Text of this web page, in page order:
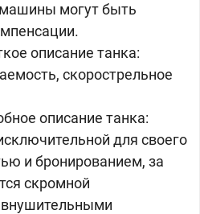
могут быть
описание танка:
скорострельное
описание танка:
для своего
и бронированием, за
скромной